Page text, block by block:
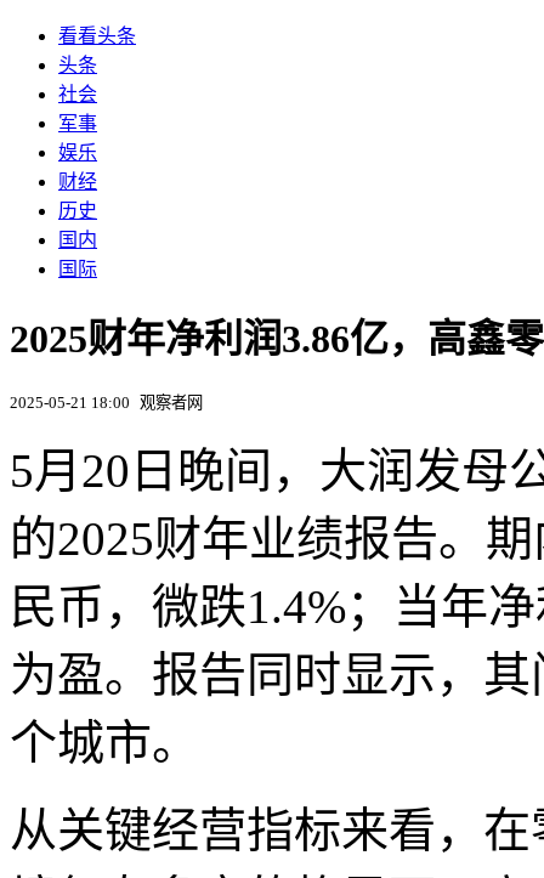
看看头条
头条
社会
军事
娱乐
财经
历史
国内
国际
2025财年净利润3.86亿，高鑫
2025-05-21 18:00 观察者网
5月20日晚间，大润发母
的2025财年业绩报告。
民币，微跌1.4%；当年
为盈。报告同时显示，
个城市。
从关键经营指标来看，